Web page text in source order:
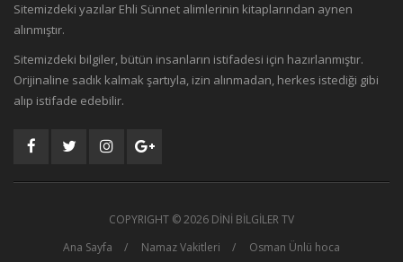
Sitemizdeki yazılar Ehli Sünnet alimlerinin kitaplarından aynen
alınmıştır.
Sitemizdeki bilgiler, bütün insanların istifadesi için hazırlanmıştır.
Orijinaline sadık kalmak şartıyla, izin alınmadan, herkes istediği gibi
alıp istifade edebilir.
COPYRIGHT ©2026 DİNİ BİLGİLER TV
Ana Sayfa
Namaz Vakitleri Osman Ünlü hoca